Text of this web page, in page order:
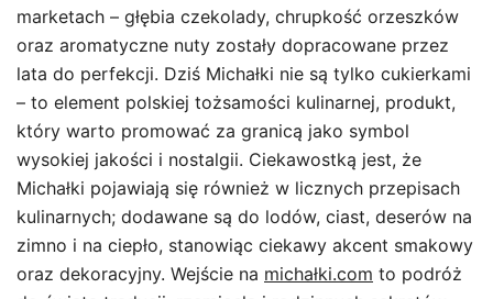
marketach – głębia czekolady, chrupkość orzeszków
oraz aromatyczne nuty zostały dopracowane przez
lata do perfekcji. Dziś Michałki nie są tylko cukierkami
– to element polskiej tożsamości kulinarnej, produkt,
który warto promować za granicą jako symbol
wysokiej jakości i nostalgii. Ciekawostką jest, że
Michałki pojawiają się również w licznych przepisach
kulinarnych; dodawane są do lodów, ciast, deserów na
zimno i na ciepło, stanowiąc ciekawy akcent smakowy
oraz dekoracyjny. Wejście na michałki.com to podróż